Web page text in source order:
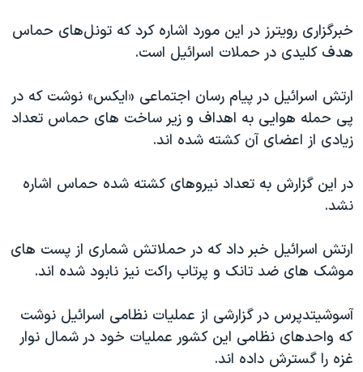
اعتراضات مردمی آبان ۹۸
نرگس محمدی برنده جایزه نوبل صلح
همایش محافظه‌کاران آمریکا «سی‌پک»
سفر پرزیدنت ترامپ به چین
خبرگزاری رویترز در این مورد اشاره کرد که تونل‌های حماس
هدف کلیدی در حملات اسرائیل است.
ارتش اسرائیل در پیام رسان اجتماعی «ایکس» نوشت که در
پی حمله هوایی به اهداف و زیر ساخت های حماس تعداد
زیادی از اعضای آن کشته شده اند.
در این گزارش به تعداد نیروهای کشته شده حماس اشاره
نشد.
ارتش اسرائیل خبر داد که در حملاتش شماری از پست های
موشک های ضد تانک و پرتاب راکت نیز نابود شده اند.
آسوشیتدپرس در گزارشی از عملیات نظامی اسرائیل نوشت
که واحدهای نظامی این کشور عملیات خود در شمال نوار
غزه را گسترش داده اند.